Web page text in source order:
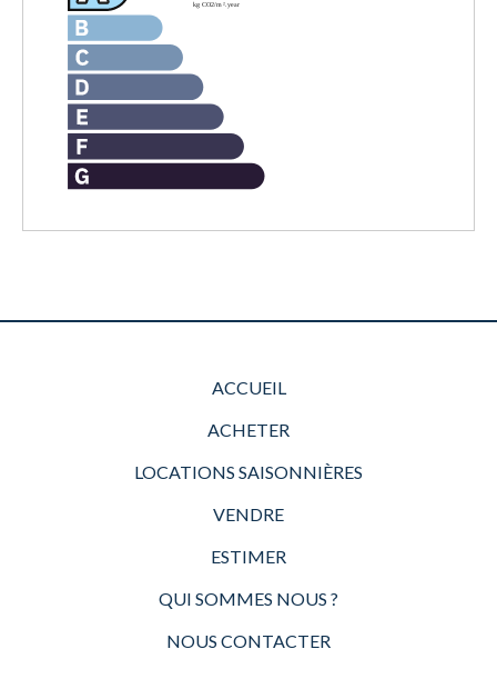
ACCUEIL
ACHETER
LOCATIONS SAISONNIÈRES
VENDRE
ESTIMER
QUI SOMMES NOUS ?
NOUS CONTACTER